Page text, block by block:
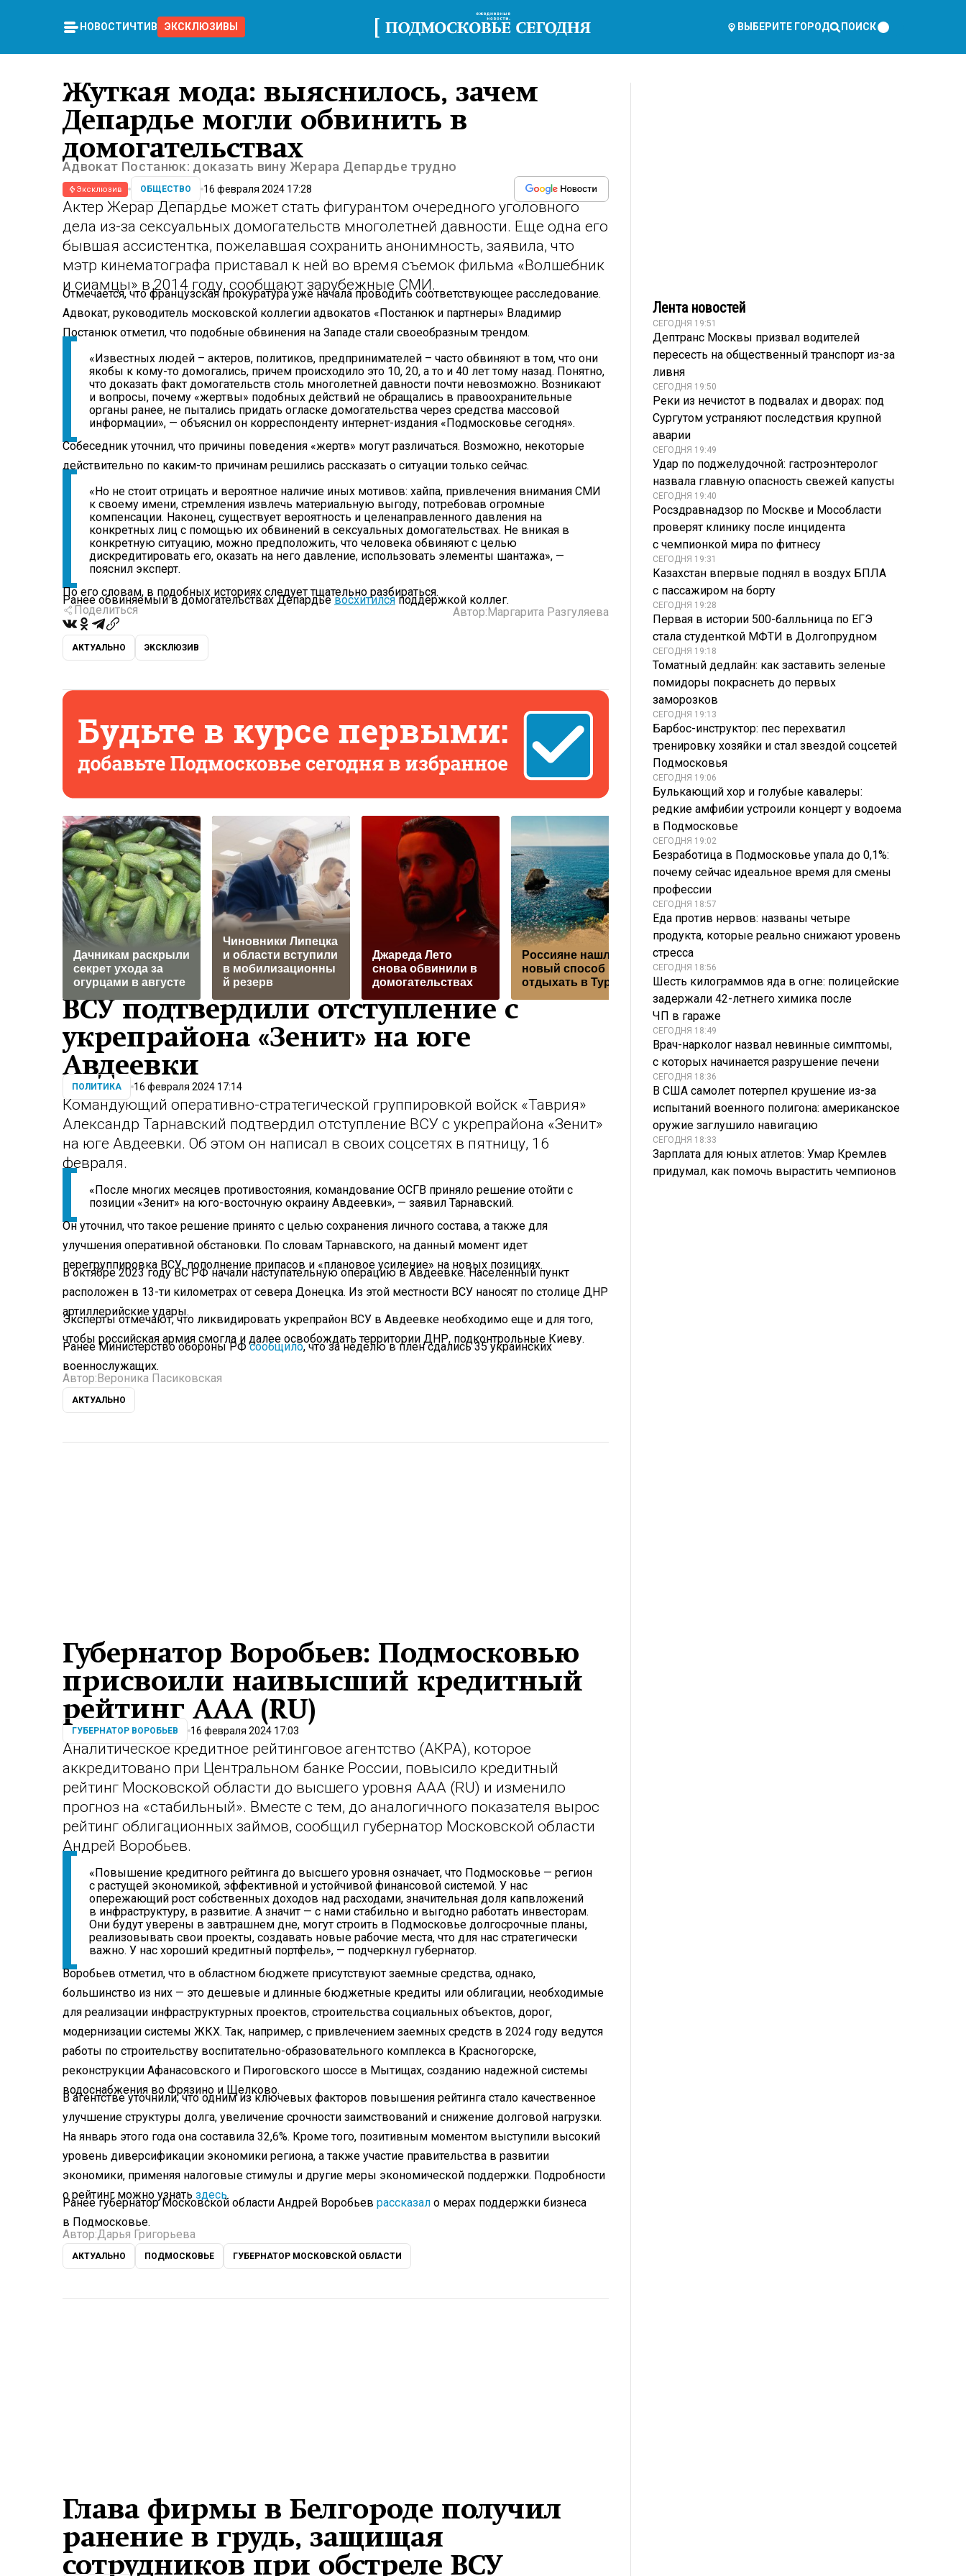
НОВОСТИ ЧТИВО ЭКСКЛЮЗИВЫ ВЫБЕРИТЕ ГОРОД ПОИСК
Жуткая мода: выяснилось, зачем
Депардье могли обвинить в
домогательствах
Адвокат Постанюк: доказать вину Жерара Депардье трудно
Эксклюзив ОБЩЕСТВО 16 февраля 2024 17:28
Актер Жерар Депардье может стать фигурантом очередного уголовного
дела из-за сексуальных домогательств многолетней давности. Еще одна его
бывшая ассистентка, пожелавшая сохранить анонимность, заявила, что
мэтр кинематографа приставал к ней во время съемок фильма «Волшебник
и сиамцы» в 2014 году, сообщают зарубежные СМИ.
Отмечается, что французская прокуратура уже начала проводить соответствующее расследование.
Адвокат, руководитель московской коллегии адвокатов «Постанюк и партнеры» Владимир
Постанюк отметил, что подобные обвинения на Западе стали своеобразным трендом.
«Известных людей – актеров, политиков, предпринимателей – часто обвиняют в том, что они
якобы к кому-то домогались, причем происходило это 10, 20, а то и 40 лет тому назад. Понятно,
что доказать факт домогательств столь многолетней давности почти невозможно. Возникают
и вопросы, почему «жертвы» подобных действий не обращались в правоохранительные
органы ранее, не пытались придать огласке домогательства через средства массовой
информации», — объяснил он корреспонденту интернет-издания «Подмосковье сегодня».
Собеседник уточнил, что причины поведения «жертв» могут различаться. Возможно, некоторые
действительно по каким-то причинам решились рассказать о ситуации только сейчас.
«Но не стоит отрицать и вероятное наличие иных мотивов: хайпа, привлечения внимания СМИ
к своему имени, стремления извлечь материальную выгоду, потребовав огромные
компенсации. Наконец, существует вероятность и целенаправленного давления на
конкретных лиц с помощью их обвинений в сексуальных домогательствах. Не вникая в
конкретную ситуацию, можно предположить, что человека обвиняют с целью
дискредитировать его, оказать на него давление, использовать элементы шантажа», —
пояснил эксперт.
По его словам, в подобных историях следует тщательно разбираться.
Ранее обвиняемый в домогательствах Депардьевосхитилсяподдержкой коллег.
Поделиться Автор:Маргарита Разгуляева
АКТУАЛЬНО ЭКСКЛЮЗИВ
Дачникам раскрыли
секрет ухода за
огурцами в августе
Чиновники Липецка
и области вступили
в мобилизационны
й резерв
Джареда Лето
снова обвинили в
домогательствах
Россияне нашли
новый способ
отдыхать в Турции
«Я была синяя»:
Новикова о
домашнем насилии
Путин сделал
спецоперации
ВСУ подтвердили отступление с
укрепрайона «Зенит» на юге
Авдеевки
ПОЛИТИКА 16 февраля 2024 17:14
Командующий оперативно-стратегической группировкой войск «Таврия»
Александр Тарнавский подтвердил отступление ВСУ с укрепрайона «Зенит»
на юге Авдеевки. Об этом он написал в своих соцсетях в пятницу, 16
февраля.
«После многих месяцев противостояния, командование ОСГВ приняло решение отойти с
позиции «Зенит» на юго-восточную окраину Авдеевки», — заявил Тарнавский.
Он уточнил, что такое решение принято с целью сохранения личного состава, а также для
улучшения оперативной обстановки. По словам Тарнавского, на данный момент идет
перегруппировка ВСУ, пополнение припасов и «плановое усиление» на новых позициях.
В октябре 2023 году ВС РФ начали наступательную операцию в Авдеевке. Населенный пункт
расположен в 13-ти километрах от севера Донецка. Из этой местности ВСУ наносят по столице ДНР
артиллерийские удары.
Эксперты отмечают, что ликвидировать укрепрайон ВСУ в Авдеевке необходимо еще и для того,
чтобы российская армия смогла и далее освобождать территории ДНР, подконтрольные Киеву.
Ранее Министерство обороны РФсообщило, что за неделю в плен сдались 35 украинских
военнослужащих.
Автор: Вероника Пасиковская
АКТУАЛЬНО
Губернатор Воробьев: Подмосковью
присвоили наивысший кредитный
рейтинг ААА (RU)
ГУБЕРНАТОР ВОРОБЬЕВ 16 февраля 2024 17:03
Аналитическое кредитное рейтинговое агентство (АКРА), которое
аккредитовано при Центральном банке России, повысило кредитный
рейтинг Московской области до высшего уровня ААА (RU) и изменило
прогноз на «стабильный». Вместе с тем, до аналогичного показателя вырос
рейтинг облигационных займов, сообщил губернатор Московской области
Андрей Воробьев.
«Повышение кредитного рейтинга до высшего уровня означает, что Подмосковье — регион
с растущей экономикой, эффективной и устойчивой финансовой системой. У нас
опережающий рост собственных доходов над расходами, значительная доля капвложений
в инфраструктуру, в развитие. А значит — с нами стабильно и выгодно работать инвесторам.
Они будут уверены в завтрашнем дне, могут строить в Подмосковье долгосрочные планы,
реализовывать свои проекты, создавать новые рабочие места, что для нас стратегически
важно. У нас хороший кредитный портфель», — подчеркнул губернатор.
Воробьев отметил, что в областном бюджете присутствуют заемные средства, однако,
большинство из них — это дешевые и длинные бюджетные кредиты или облигации, необходимые
для реализации инфраструктурных проектов, строительства социальных объектов, дорог,
модернизации системы ЖКХ. Так, например, с привлечением заемных средств в 2024 году ведутся
работы по строительству воспитательно-образовательного комплекса в Красногорске,
реконструкции Афанасовского и Пироговского шоссе в Мытищах, созданию надежной системы
водоснабжения во Фрязино и Щелково.
В агентстве уточнили, что одним из ключевых факторов повышения рейтинга стало качественное
улучшение структуры долга, увеличение срочности заимствований и снижение долговой нагрузки.
На январь этого года она составила 32,6%. Кроме того, позитивным моментом выступили высокий
уровень диверсификации экономики региона, а также участие правительства в развитии
экономики, применяя налоговые стимулы и другие меры экономической поддержки. Подробности
о рейтинг можно узнать здесь.
Ранее губернатор Московской области Андрей Воробьев рассказал о мерах поддержки бизнеса
в Подмосковье.
Автор:Дарья Григорьева
АКТУАЛЬНО ПОДМОСКОВЬЕ ГУБЕРНАТОР МОСКОВСКОЙ ОБЛАСТИ
Глава фирмы в Белгороде получил
ранение в грудь, защищая
сотрудников при обстреле ВСУ
Лента новостей
СЕГОДНЯ 19:51
Дептранс Москвы призвал водителей
пересесть на общественный транспорт из-за
ливня
СЕГОДНЯ 19:50
Реки из нечистот в подвалах и дворах: под
Сургутом устраняют последствия крупной
аварии
СЕГОДНЯ 19:49
Удар по поджелудочной: гастроэнтеролог
назвала главную опасность свежей капусты
СЕГОДНЯ 19:40
Росздравнадзор по Москве и Мособласти
проверят клинику после инцидента
с чемпионкой мира по фитнесу
СЕГОДНЯ 19:31
Казахстан впервые поднял в воздух БПЛА
с пассажиром на борту
СЕГОДНЯ 19:28
Первая в истории 500-балльница по ЕГЭ
стала студенткой МФТИ в Долгопрудном
СЕГОДНЯ 19:18
Томатный дедлайн: как заставить зеленые
помидоры покраснеть до первых
заморозков
СЕГОДНЯ 19:13
Барбос-инструктор: пес перехватил
тренировку хозяйки и стал звездой соцсетей
Подмосковья
СЕГОДНЯ 19:06
Булькающий хор и голубые кавалеры:
редкие амфибии устроили концерт у водоема
в Подмосковье
СЕГОДНЯ 19:02
Безработица в Подмосковье упала до 0,1%:
почему сейчас идеальное время для смены
профессии
СЕГОДНЯ 18:57
Еда против нервов: названы четыре
продукта, которые реально снижают уровень
стресса
СЕГОДНЯ 18:56
Шесть килограммов яда в огне: полицейские
задержали 42-летнего химика после
ЧП в гараже
СЕГОДНЯ 18:49
Врач-нарколог назвал невинные симптомы,
с которых начинается разрушение печени
СЕГОДНЯ 18:36
В США самолет потерпел крушение из-за
испытаний военного полигона: американское
оружие заглушило навигацию
СЕГОДНЯ 18:33
Зарплата для юных атлетов: Умар Кремлев
придумал, как помочь вырастить чемпионов